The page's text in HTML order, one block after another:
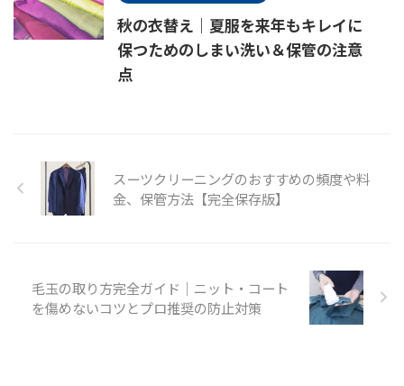
秋の衣替え｜夏服を来年もキレイに
保つためのしまい洗い＆保管の注意
点
スーツクリーニングのおすすめの頻度や料
金、保管方法【完全保存版】
毛玉の取り方完全ガイド｜ニット・コート
を傷めないコツとプロ推奨の防止対策